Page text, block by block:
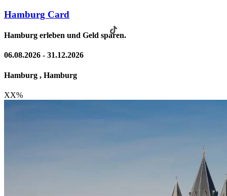
Hamburg Card
Hamburg erleben und Geld sparen.
06.08.2026 - 31.12.2026
Hamburg , Hamburg
XX%